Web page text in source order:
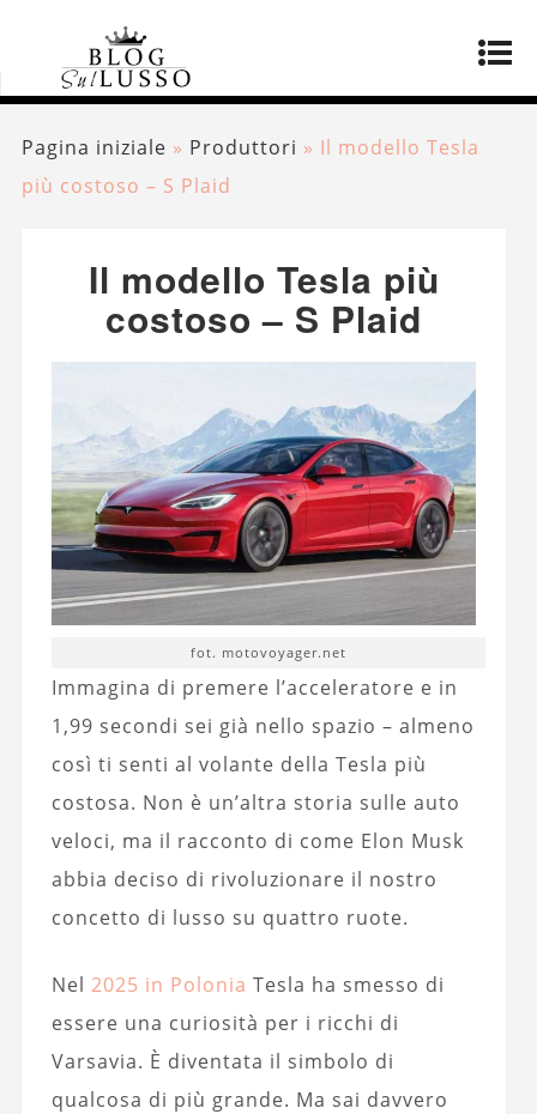
Pagina iniziale » Produttori » Il modello Tesla
più costoso – S Plaid
Il modello Tesla più
costoso – S Plaid
fot. motovoyager.net
Immagina di premere l’acceleratore e in
1,99 secondi sei già nello spazio – almeno
così ti senti al volante della Tesla più
costosa. Non è un’altra storia sulle auto
veloci, ma il racconto di come Elon Musk
abbia deciso di rivoluzionare il nostro
concetto di lusso su quattro ruote.
Nel 2025 in Polonia Tesla ha smesso di
essere una curiosità per i ricchi di
Varsavia. È diventata il simbolo di
qualcosa di più grande. Ma sai davvero